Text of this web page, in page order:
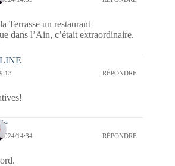
Terrasse un restaurant
dans l’Ain, c’était extraordinaire.
RÉPONDRE
14:34 RÉPONDRE